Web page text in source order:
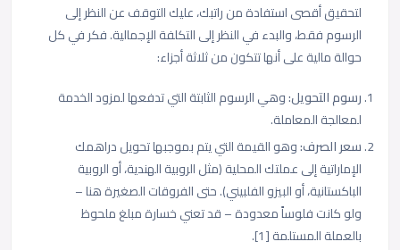
لتحقيق أقصى استفادة من راتبك، عليك التوقف عن النظر إلى
الرسوم فقط، والبدء في النظر إلى التكلفة الإجمالية. فكر في كل
حوالة مالية على أنها تتكون من ثلاثة أجزاء:
رسوم التحويل:وهي الرسوم الثابتة التي تدفعها لمزود الخدمة
لمعالجة المعاملة.
سعر الصرف:وهو القيمة التي يتم بموجبها تحويل دراهمك
الإماراتية إلى عملتك المحلية (مثل الروبية الهندية، أو الروبية
الباكستانية، أو البيزو الفلبيني). حتى الفروقات الصغيرة هنا –
ولو كانت فلوساً معدودة – قد تعني خسارة مبلغ ملحوظ
بالعملة المستلمة [1].